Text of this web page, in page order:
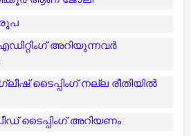
രൂപ
അറിയുന്നവർ
ടൈപ്പിംഗ് നല്ല രീതിയിൽ
ടൈപ്പിംഗ് അറിയണം